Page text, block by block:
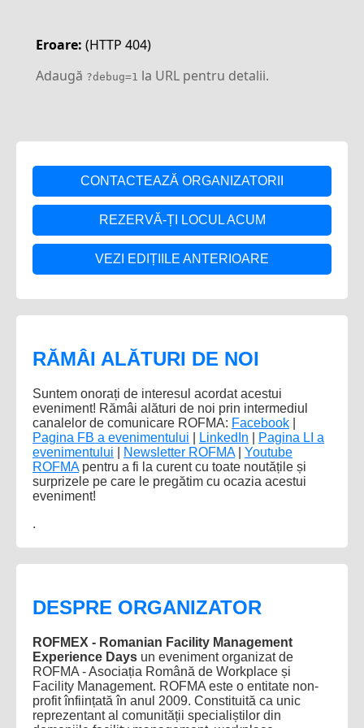
CONTACTEAZĂ ORGANIZATORII
REZERVĂ-ȚI LOCUL ACUM
VEZI EDIȚIILE ANTERIOARE
RĂMÂI ALĂTURI DE NOI
Suntem onorați de interesul acordat acestui
eveniment! Rămâi alături de noi prin intermediul
canalelor de comunicare ROFMA: Facebook
Pagina FB a evenimentului
LinkedIn
Pagina LI a
evenimentului
Newsletter ROFMA| Youtube
ROFMApentru a fi la curent cu toate noutățile și
surprizele pe care le pregătim cu ocazia acestui
eveniment!
.
DESPRE ORGANIZATOR
ROFMEX - Romanian Facility Management
Experience Days un eveniment organizat de
ROFMA - Asociația Română de Workplace și
Facility Management. ROFMA este o entitate non-
profit înființată în anul 2009. Constituită ca unic
reprezentant al comunității specialiștilor din